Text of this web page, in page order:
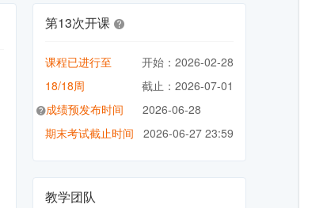
第13次开课
开始：2026-02-28
截止：2026-07-01
课程已进行至
18/18周
成绩预发布时间
2026-06-28
期末考试截止时间
2026-06-27 23:59
教学团队